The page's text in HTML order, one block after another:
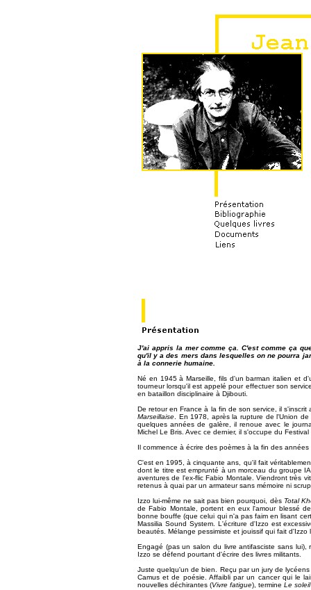
J'ai appris la mer comme ça. C'est comme ça
qu'il y a des mers dans lesquelles on ne pourra
à la connerie humaine.
Né en 1945 à Marseille, fils d'un barman italien et
tourneur lorsqu'il est appelé pour effectuer son
en bataillon disciplinaire à Djibouti.
De retour en France à la fin de son service, il
Marseillaise . En 1978, après la rupture de l'Union
quelques années de galère, il renoue avec le
Michel Le Bris. Avec ce dernier, il s'occupe du
Il commence à écrire des poèmes à la fin des
C'est en 1995, à cinquante ans, qu'il fait
dont le titre est emprunté à un morceau du groupe
aventures de l'ex-flic Fabio Montale. Viendront très
retenus à quai par un armateur sans mémoire ni
Izzo lui-même ne sait pas bien pourquoi, dès Total
de Fabio Montale, portent en eux l'amour blessé
bonne bouffe (que celui qui n'a pas faim en lisant
Massilia Sound System. L'écriture d'Izzo est
beautés. Mélange pessimiste et jouissif qui fait
Engagé (pas un salon du livre antifasciste sans lui),
Izzo se défend pourtant d'écrire des livres militants.
Juste quelqu'un de bien. Reçu par un jury de
Camus et de poésie. Affaibli par un cancer qui le
nouvelles déchirantes (Vivre fatigue), termine Le